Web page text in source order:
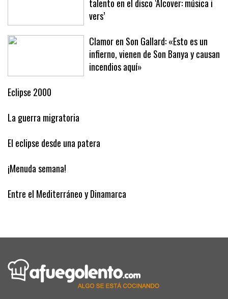
Marga Pocoví y Biel Tous unen su
talento en el disco ‘Alcover: música i
vers’
Clamor en Son Gallard: «Esto es un
infierno, vienen de Son Banya y causan
Eclipse 2000
La guerra migratoria
El eclipse desde una patera
¡Menuda semana!